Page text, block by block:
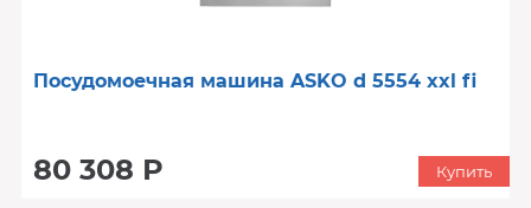
Посудомоечная машина ASKO d 5554 xxl fi
80 308 Р Купить